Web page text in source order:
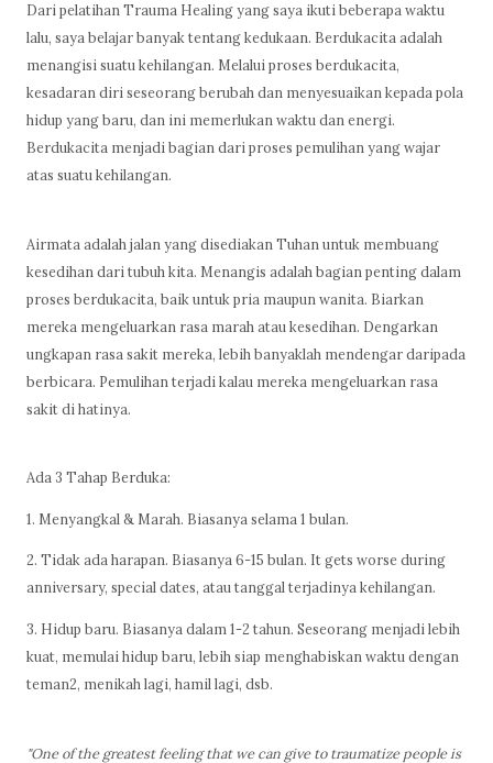
Dari pelatihan Trauma Healing yang saya ikuti beberapa waktu
lalu, saya belajar banyak tentang kedukaan. Berdukacita adalah
menangisi suatu kehilangan. Melalui proses berdukacita,
kesadaran diri seseorang berubah dan menyesuaikan kepada pola
hidup yang baru, dan ini memerlukan waktu dan energi.
Berdukacita menjadi bagian dari proses pemulihan yang wajar
atas suatu kehilangan.
Airmata adalah jalan yang disediakan Tuhan untuk membuang
kesedihan dari tubuh kita. Menangis adalah bagian penting dalam
proses berdukacita, baik untuk pria maupun wanita. Biarkan
mereka mengeluarkan rasa marah atau kesedihan. Dengarkan
ungkapan rasa sakit mereka, lebih banyaklah mendengar daripada
berbicara. Pemulihan terjadi kalau mereka mengeluarkan rasa
sakit di hatinya.
Ada 3 Tahap Berduka:
1. Menyangkal & Marah. Biasanya selama 1 bulan.
2. Tidak ada harapan. Biasanya 6-15 bulan. It gets worse during
anniversary, special dates, atau tanggal terjadinya kehilangan.
3. Hidup baru. Biasanya dalam 1-2 tahun. Seseorang menjadi lebih
kuat, memulai hidup baru, lebih siap menghabiskan waktu dengan
teman2, menikah lagi, hamil lagi, dsb.
"One of the greatest feeling that we can give to traumatize people is